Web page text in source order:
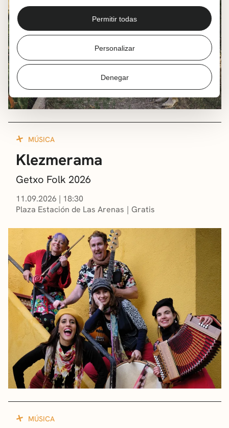
Permitir todas
Personalizar
Denegar
MÚSICA
Klezmerama
Getxo Folk 2026
11.09.2026 | 18:30
Plaza Estación de Las Arenas
Gratis
MÚSICA